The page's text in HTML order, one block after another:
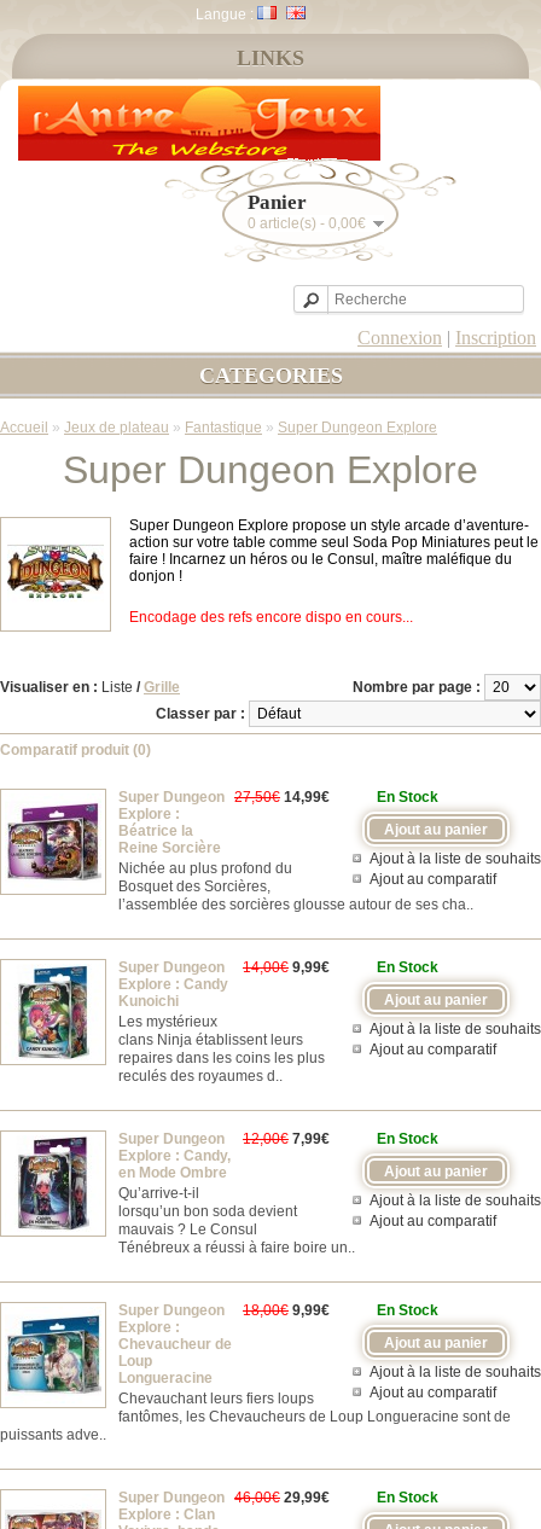
Langue :
Panier
0 article(s) - 0,00€
Connexion | Inscription
LINKS
CATEGORIES
Accueil » Jeux de plateau » Fantastique » Super Dungeon Explore
Super Dungeon Explore
Super Dungeon Explore propose un style arcade d’aventure-
action sur votre table comme seul Soda Pop Miniatures peut le
faire ! Incarnez un héros ou le Consul, maître maléfique du
donjon !
Encodage des refs encore dispo en cours...
Visualiser en : Liste / Grille
Nombre par page :
Classer par :
Comparatif produit (0)
En Stock
Ajout à la liste de souhaits
Ajout au comparatif
27,50€ 14,99€
Super Dungeon
Explore :
Béatrice la
Reine Sorcière
Nichée au plus profond du
Bosquet des Sorcières,
l’assemblée des sorcières glousse autour de ses cha..
En Stock
Ajout à la liste de souhaits
Ajout au comparatif
14,00€ 9,99€
Super Dungeon
Explore : Candy
Kunoichi
Les mystérieux
clans Ninja établissent leurs
repaires dans les coins les plus
reculés des royaumes d..
En Stock
Ajout à la liste de souhaits
Ajout au comparatif
12,00€ 7,99€
Super Dungeon
Explore : Candy,
en Mode Ombre
Qu’arrive-t-il
lorsqu’un bon soda devient
mauvais ? Le Consul
Ténébreux a réussi à faire boire un..
En Stock
Ajout à la liste de souhaits
Ajout au comparatif
18,00€ 9,99€
Super Dungeon
Explore :
Chevaucheur de
Loup
Longueracine
Chevauchant leurs fiers loups
fantômes, les Chevaucheurs de Loup Longueracine sont de
puissants adve..
En Stock
46,00€ 29,99€
Super Dungeon
Explore : Clan